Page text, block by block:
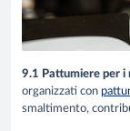
9.1 Pattumiere per i
organizzati con
smaltimento,